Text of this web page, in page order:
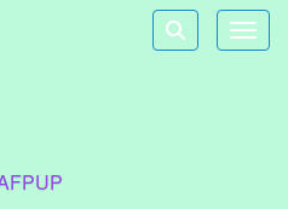
Rechercher